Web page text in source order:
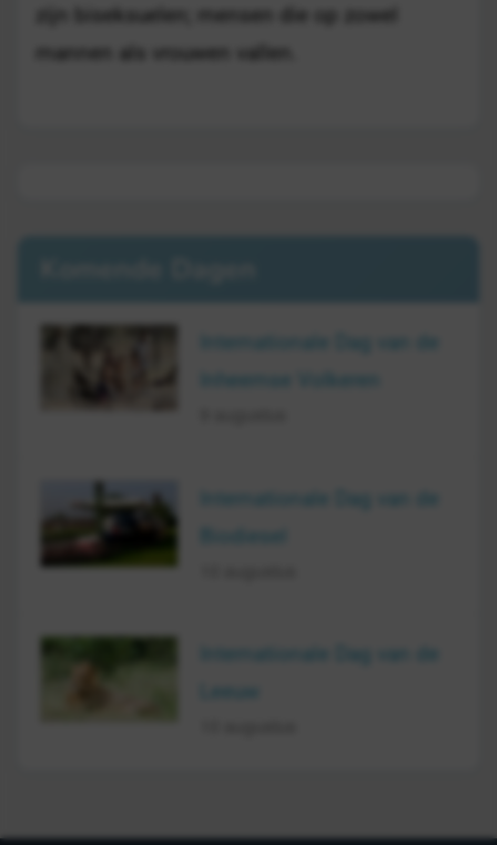
zijn biseksuelen; mensen die op zowel
mannen als vrouwen vallen.
Internationale Dag van de
Internationale Dag van de
Internationale Dag van de